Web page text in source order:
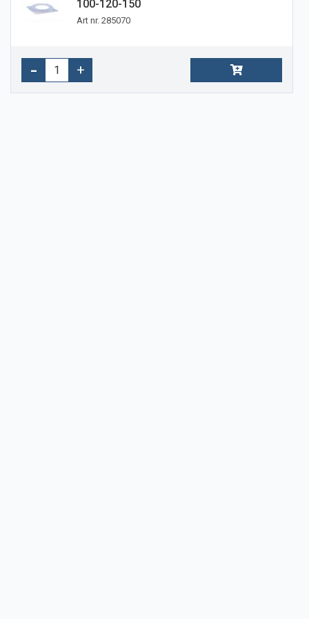
100-120-150
Art nr. 285070